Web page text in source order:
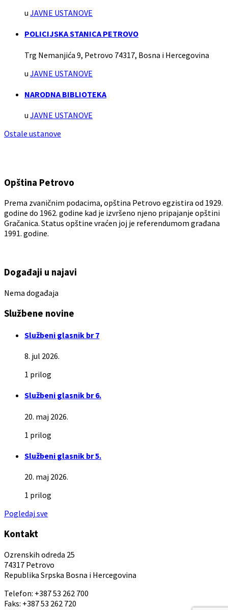
u JAVNE USTANOVE
POLICIJSKA STANICA PETROVO
Trg Nemanjića 9, Petrovo 74317, Bosna i Hercegovina
u JAVNE USTANOVE
NARODNA BIBLIOTEKA
u JAVNE USTANOVE
Ostale ustanove
Opština Petrovo
Prema zvaničnim podacima, opština Petrovo egzistira od 1929.
godine do 1962. godine kad je izvršeno njeno pripajanje opštini
Gračanica. Status opštine vraćen joj je referendumom građana
1991. godine.
Događaji u najavi
Nema događaja
Službene novine
Službeni glasnik br 7
8. jul 2026.
1 prilog
Službeni glasnik br 6.
20. maj 2026.
1 prilog
Službeni glasnik br 5.
20. maj 2026.
1 prilog
Pogledaj sve
Kontakt
Ozrenskih odreda 25
74317 Petrovo
Republika Srpska Bosna i Hercegovina
Telefon: +387 53 262 700
Faks: +387 53 262 720